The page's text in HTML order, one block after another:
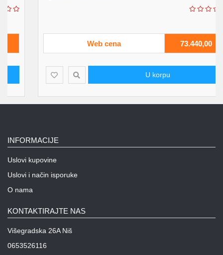
Web cena 73.440,00
U korpu
INFORMACIJE
Uslovi kupovine
Uslovi i način isporuke
O nama
KONTAKTIRAJTE NAS
Višegradska 26A Niš
0653526116